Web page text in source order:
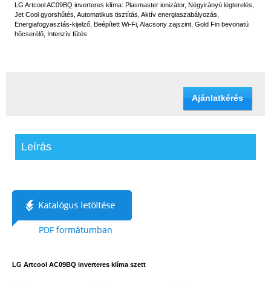
LG Artcool AC09BQ inverteres klíma: Plasmaster ionizátor, Négyirányú légterelés,
Jet Cool gyorshűtés, Automatikus tisztítás, Aktív energiaszabályozás,
Energiafogyasztás-kijelző, Beépített Wi-Fi, Alacsony zajszint, Gold Fin bevonatú
hőcserélő, Intenzív fűtés
Ajánlatkérés
Leírás
LG Artcool AC09BQ inverteres klíma szett